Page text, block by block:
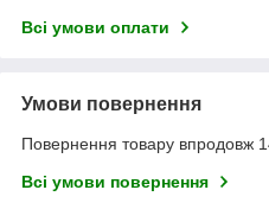
Всі умови оплати
Умови повернення
Повернення товару впродовж
Всі умови повернення